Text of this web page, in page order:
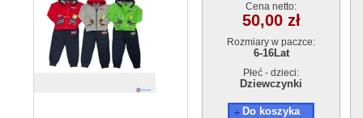
Cena netto:
50,00 zł
Rozmiary w paczce:
6-16Lat
Płeć - dzieci:
Dziewczynki
Do koszyka